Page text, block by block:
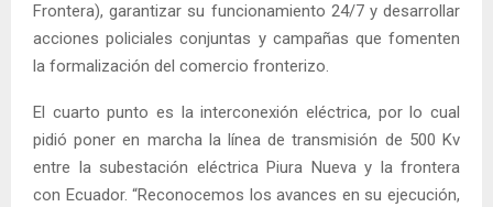
Frontera), garantizar su funcionamiento 24/7 y desarrollar
acciones policiales conjuntas y campañas que fomenten
la formalización del comercio fronterizo.
El cuarto punto es la interconexión eléctrica, por lo cual
pidió poner en marcha la línea de transmisión de 500 Kv
entre la subestación eléctrica Piura Nueva y la frontera
con Ecuador. “Reconocemos los avances en su ejecución,